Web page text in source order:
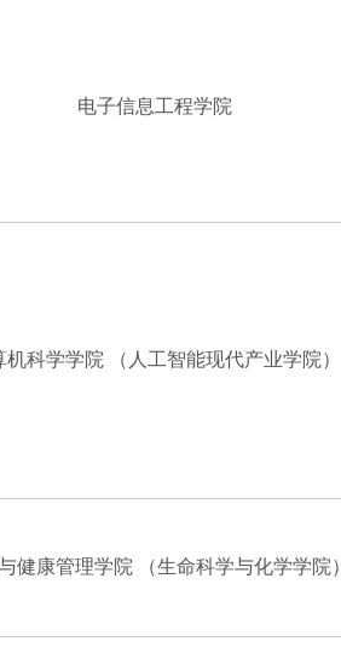
电子信息工程学院
机科学学院 （人工智能现代产业学院）
健康管理学院 （生命科学与化学学院）